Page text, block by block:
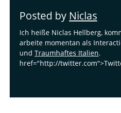
Posted by Niclas
Ich heiße Niclas Hellberg,
arbeite momentan als
und Traumhaftes Italien.
href="http://